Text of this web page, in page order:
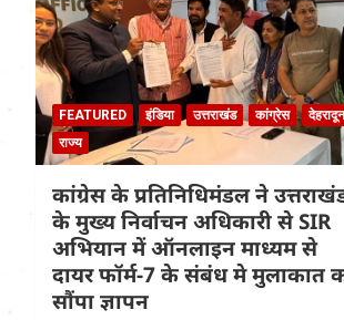
FEATURED इंडिया उत्तराखंड कांग्रेस
देहरादून
राज्य
कांग्रेस के प्रतिनिधिमंडल ने
के मुख्य निर्वाचन अधिकारी से SIR
अभियान में ऑनलाइन माध्यम से
दायर फॉर्म-7 के संबंध मे मुलाकात
सौंपा ज्ञापन